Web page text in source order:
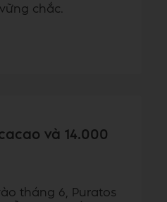
chắc.
và 14.000
tháng 6, Puratos